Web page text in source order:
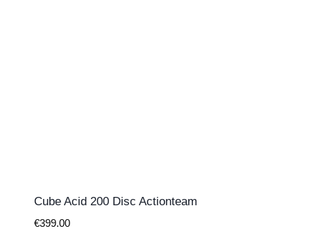
Cube Acid 200 Disc Actionteam
€399.00